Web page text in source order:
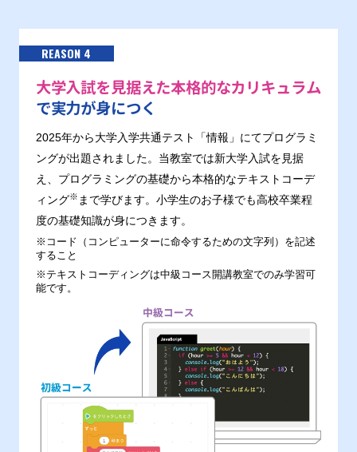
REASON 4
大学入試を見据えた本格的なカリキュラム
で実力が身につく
2025年から大学入学共通テスト「情報」にてプログラミ
ングが出題されました。当教室では新大学入試を見据
え、プログラミングの基礎から本格的なテキストコーデ
ィング※ まで学びます。小学生のお子様でも高校卒業程
度の基礎知識が身につきます。
※コード（コンピューターに命令するための文字列）を記述
すること
※テキストコーディングは中級コース開講教室でのみ学習可
能です。